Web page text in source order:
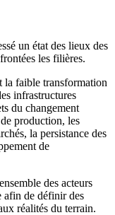
un état des lieux des
les filières.
la faible transformation
infrastructures
du changement
production, les
la persistance des
de
des acteurs
afin de définir des
réalités du terrain.